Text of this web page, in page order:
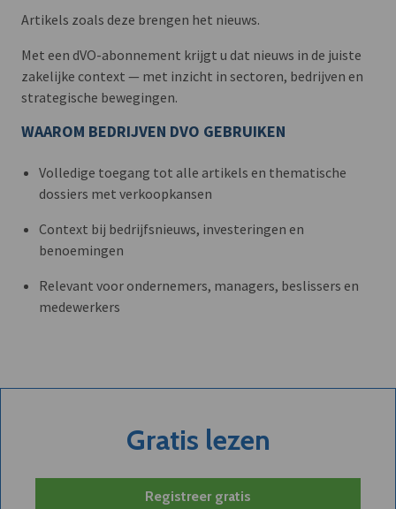
Artikels zoals deze brengen het nieuws.
Met een dVO-abonnement krijgt u dat nieuws in de juiste
zakelijke context — met inzicht in sectoren, bedrijven en
strategische bewegingen.
WAAROM BEDRIJVEN DVO GEBRUIKEN
Volledige toegang tot alle artikels en thematische
dossiers met verkoopkansen
Context bij bedrijfsnieuws, investeringen en
benoemingen
Relevant voor ondernemers, managers, beslissers en
medewerkers
Gratis lezen
Registreer gratis